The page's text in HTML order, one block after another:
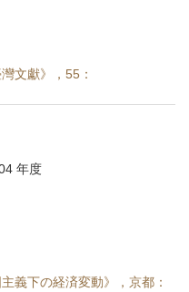
文獻》，55：
年度
義下の経済変動》，京都：